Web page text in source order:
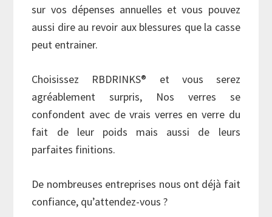
sur vos dépenses annuelles et vous pouvez
aussi dire au revoir aux blessures que la casse
peut entrainer.
Choisissez RBDRINKS® et vous serez
agréablement surpris, Nos verres se
confondent avec de vrais verres en verre du
fait de leur poids mais aussi de leurs
parfaites finitions.
De nombreuses entreprises nous ont déjà fait
confiance, qu’attendez-vous ?